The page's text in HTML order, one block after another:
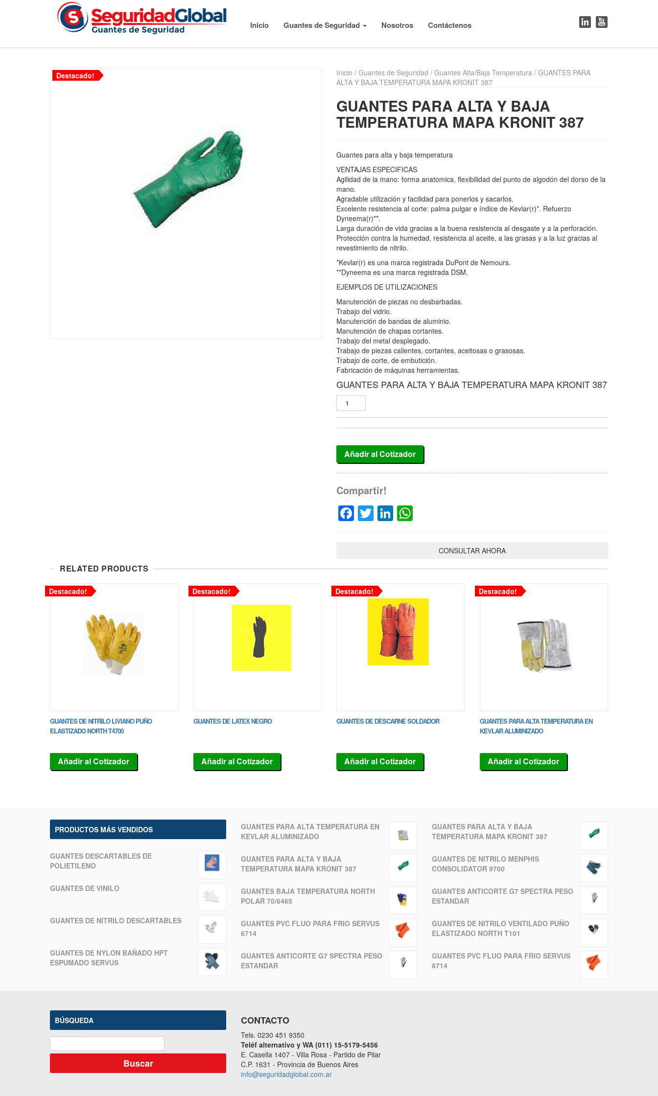
Inicio Guantes de Seguridad Nosotros Contáctenos
Destacado! Inicio / Guantes de Seguridad / Guantes Alta/Baja Temperatura / GUANTES PARA
ALTA Y BAJA TEMPERATURA MAPA KRONIT 387
GUANTES PARA ALTA Y BAJA
TEMPERATURA MAPA KRONIT 387
Guantes para alta y baja temperatura
VENTAJAS ESPECIFICAS
Agilidad de la mano: forma anatomica, flexibilidad del punto de algodón del dorso de la
mano.
Agradable utilización y facilidad para ponerlos y sacarlos.
Excelente resistencia al corte: palma pulgar e índice de Kevlar(r)*. Refuerzo
Dyneema(r)**.
Larga duración de vida gracias a la buena resistencia al desgaste y a la perforación.
Protección contra la humedad, resistencia al aceite, a las grasas y a la luz gracias al
revestimiento de nitrilo.
*Kevlar(r) es una marca registrada DuPont de Nemours.
**Dyneema es una marca registrada DSM.
EJEMPLOS DE UTILIZACIONES
Manutención de piezas no desbarbadas.
Trabajo del vidrio.
Manutención de bandas de aluminio.
Manutención de chapas cortantes.
Trabajo del metal desplegado.
Trabajo de piezas calientes, cortantes, aceitosas o grasosas.
Trabajo de corte, de embutición.
Fabricación de máquinas herramientas.
GUANTES PARA ALTA Y BAJA TEMPERATURA MAPA KRONIT 387
Añadir al Cotizador
Compartir!
Facebook
TwitterLinkedIn
CONSULTAR AHORA
RELATED PRODUCTS
Destacado!
GUANTES DE NITRILO LIVIANO PUÑO
ELASTIZADO NORTH T4700
Añadir al Cotizador
Destacado!
GUANTES DE LATEX NEGRO
Añadir al Cotizador
Destacado!
GUANTES DE DESCARNE SOLDADOR
Añadir al Cotizador
Destacado!
GUANTES PARA ALTA TEMPERATURA EN
KEVLAR ALUMINIZADO
Añadir al Cotizador
PRODUCTOS MÁS VENDIDOS
GUANTES DESCARTABLES DE
POLIETILENO
GUANTES DE VINILO
GUANTES DE NITRILO DESCARTABLES
GUANTES DE NYLON BAÑADO HPT
ESPUMADO SERVUS
GUANTES PARA ALTA TEMPERATURA EN
KEVLAR ALUMINIZADO
GUANTES PARA ALTA Y BAJA
TEMPERATURA MAPA KRONIT 387
GUANTES BAJA TEMPERATURA NORTH
POLAR 70/6465
GUANTES PVC FLUO PARA FRIO SERVUS
6714
GUANTES ANTICORTE G7 SPECTRA PESO
ESTANDAR
GUANTES PARA ALTA Y BAJA
TEMPERATURA MAPA KRONIT 387
GUANTES DE NITRILO MENPHIS
CONSOLIDATOR 9700
GUANTES ANTICORTE G7 SPECTRA PESO
ESTANDAR
GUANTES DE NITRILO VENTILADO PUÑO
ELASTIZADO NORTH T101
GUANTES PVC FLUO PARA FRIO SERVUS
6714
BÚSQUEDA CONTACTO
Tels. 0230 451 9350
Teléf alternativo y WA (011) 15-5179-5456
E. Casella 1407 - Villa Rosa - Partido de Pilar
C.P. 1631 - Provincia de Buenos Aires
info@seguridadglobal.com.ar